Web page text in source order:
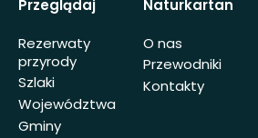
Przeglądaj
Rezerwaty
przyrody
Szlaki
Województwa
Gminy
Naturkartan
O nas
Przewodniki
Kontakty